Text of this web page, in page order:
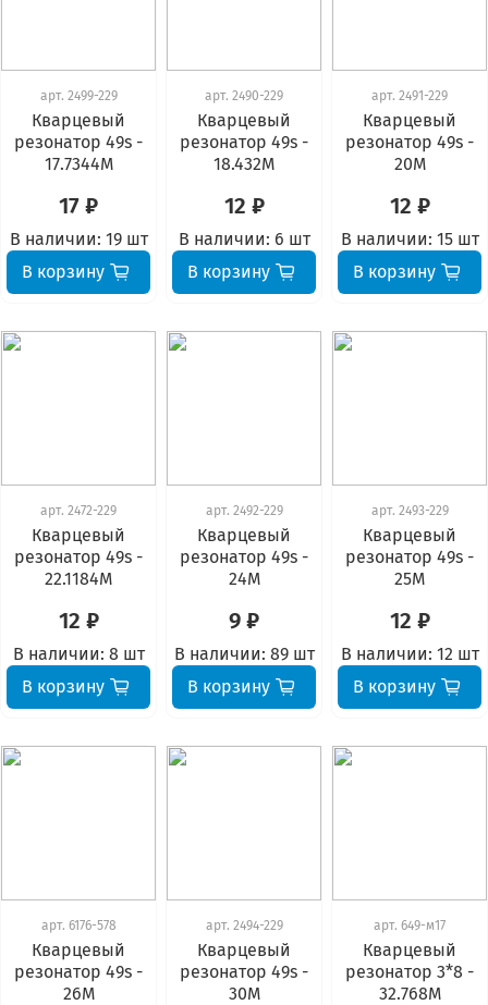
арт. 2499-229
Кварцевый
резонатор 49s -
17.7344М
17 ₽
В наличии: 19 шт
В корзину
арт. 2490-229
Кварцевый
резонатор 49s -
18.432М
12 ₽
В наличии: 6 шт
В корзину
арт. 2491-229
Кварцевый
резонатор 49s -
20М
12 ₽
В наличии: 15 шт
В корзину
арт. 2472-229
Кварцевый
резонатор 49s -
22.1184М
12 ₽
В наличии: 8 шт
В корзину
арт. 2492-229
Кварцевый
резонатор 49s -
24М
9 ₽
В наличии: 89 шт
В корзину
арт. 2493-229
Кварцевый
резонатор 49s -
25М
12 ₽
В наличии: 12 шт
В корзину
арт. 6176-578
Кварцевый
резонатор 49s -
26М
арт. 2494-229
Кварцевый
резонатор 49s -
30М
арт. 649-м17
Кварцевый
резонатор 3*8 -
32.768М